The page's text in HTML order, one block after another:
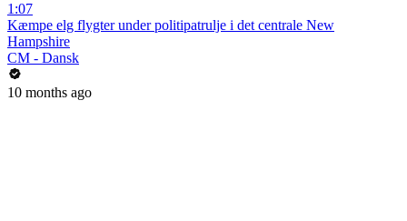
1:07
Kæmpe elg flygter under politipatrulje i det centrale New
Hampshire
CM - Dansk
10 months ago